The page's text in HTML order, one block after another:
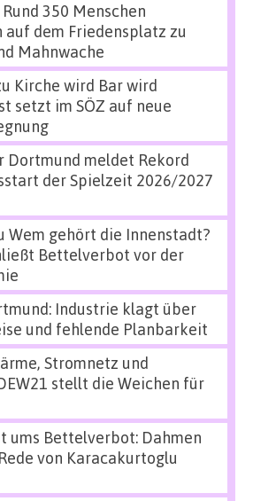
Rund 350 Menschen
auf dem Friedensplatz zu
Mahnwache
Kirche wird Bar wird
setzt im SÖZ auf neue
Dortmund meldet Rekord
der Spielzeit 2026/2027
Wem gehört die Innenstadt?
Bettelverbot vor der
Industrie klagt über
und fehlende Planbarkeit
Stromnetz und
stellt die Weichen für
ums Bettelverbot: Dahmen
von Karacakurtoglu